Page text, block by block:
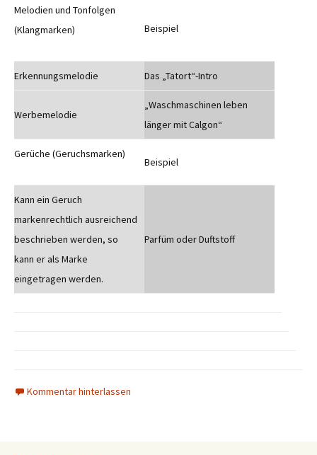
Melodien und Tonfolgen
(Klangmarken)
Beispiel
Erkennungsmelodie Das „Tatort“-Intro
Werbemelodie
„Waschmaschinen leben
länger mit Calgon“
Gerüche (Geruchsmarken)
Beispiel
Kann ein Geruch
markenrechtlich ausreichend
beschrieben werden, so
kann er als Marke
eingetragen werden.
Parfüm oder Duftstoff
Kommentar hinterlassen